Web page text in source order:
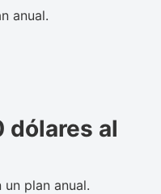
anual.
dólares al
plan anual.